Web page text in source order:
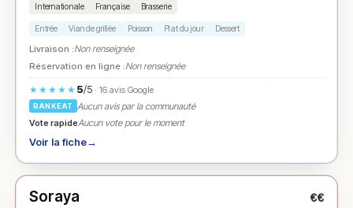
Internationale Française Brasserie
Entrée Viande grillée Poisson Plat du jour Dessert
Livraison :Non renseignée
Réservation en ligne :Non renseignée
★★★★★ 5/5· 16 avis Google
RANKEAT
Aucun avis par la communauté
Vote rapideAucun vote pour le moment
Voir la fiche→
★ N° 3
Soraya €€